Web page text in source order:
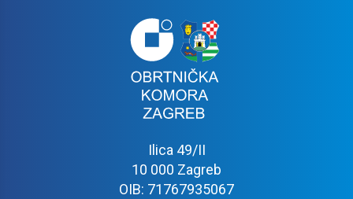
Ilica 49/II
10 000 Zagreb
OIB: 71767935067